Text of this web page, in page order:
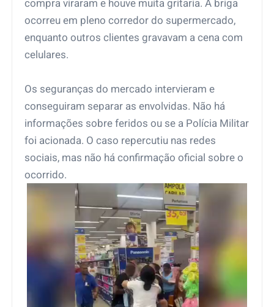
compra viraram e houve muita gritaria. A briga
ocorreu em pleno corredor do supermercado,
enquanto outros clientes gravavam a cena com
celulares.
Os seguranças do mercado intervieram e
conseguiram separar as envolvidas. Não há
informações sobre feridos ou se a Polícia Militar
foi acionada. O caso repercutiu nas redes
sociais, mas não há confirmação oficial sobre o
ocorrido.